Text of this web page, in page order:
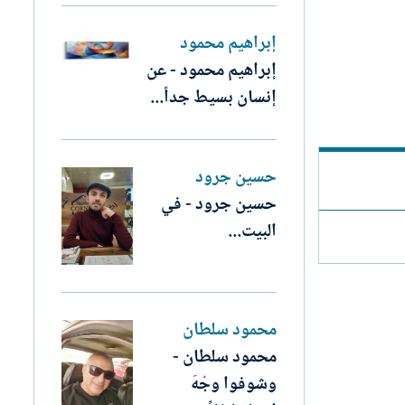
إبراهيم محمود
إبراهيم محمود - عن
إنسان بسيط جداً...
حسين جرود
حسين جرود - في
البيت...
محمود سلطان
محمود سلطان -
وشوفوا وجْهَ